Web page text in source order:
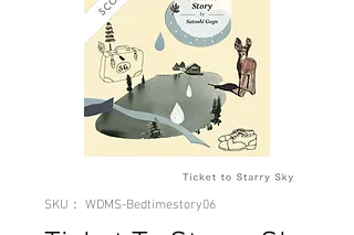
SKU： WDMS-Bedtimestory06